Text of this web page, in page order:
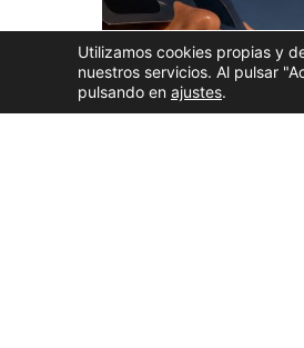
Utilizamos cookies propias y
nuestros servicios. Al pulsar
pulsando en ajustes.